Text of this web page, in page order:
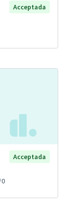
Acceptada
Acceptada
0